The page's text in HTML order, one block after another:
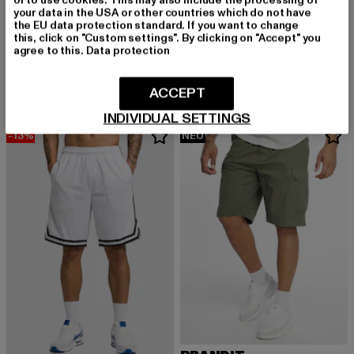
URBAN CLASSICS
Heavy Oversized
Derzeitiger Preis: 15,99 EUR
URBAN CLASSICS
Heavy Oversized
-13% NEU
your data in the USA or other countries which do not have
the EU data protection standard. If you want to change
this, click on "Custom settings". By clicking on "Accept" you
agree to this. Data protection
INDIVIDUAL SETTINGS
ACCEPT